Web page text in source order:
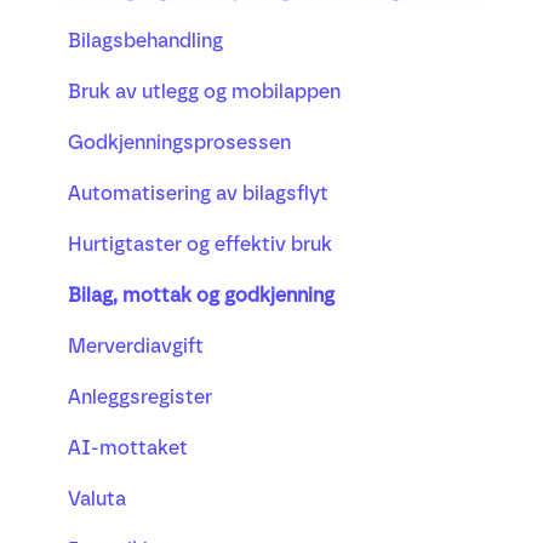
Bank
Prosjekt
Lønn
Busy timeregistrering
Bilagsbehandling
Bruk av utlegg og mobilappen
Godkjenningsprosessen
Automatisering av bilagsflyt
Hurtigtaster og effektiv bruk
Bilag, mottak og godkjenning
Merverdiavgift
Anleggsregister
AI-mottaket
Valuta